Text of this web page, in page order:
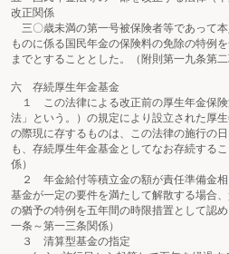
改正関係
三〇歳未満の第一号被保険者等であって
ものに係る国民年金の保険料の免除の特例
までとすることとした。（附則第一九条第二
六 存続厚生年金基金
１ この法律による改正前の厚生年金保険
法」という。）の規定により設立された厚
の際現に存するものは、この法律の施行の
も、存続厚生年金基金としてなお存続する
係）
２ 年金給付等積立金の額が責任準備金相
基金が一定の要件を満たして解散する場合
の猶予の特例を五年間の時限措置として認
一条～第一三条関係）
３ 清算型基金の指定